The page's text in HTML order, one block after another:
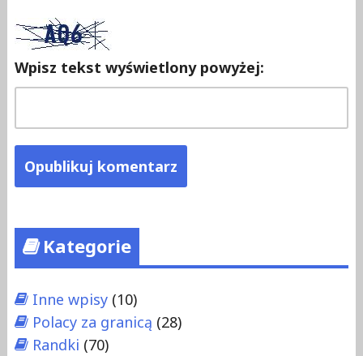
Wpisz tekst wyświetlony powyżej:
Kategorie
Inne wpisy(10)
Polacy za granicą (28)
Randki (70)